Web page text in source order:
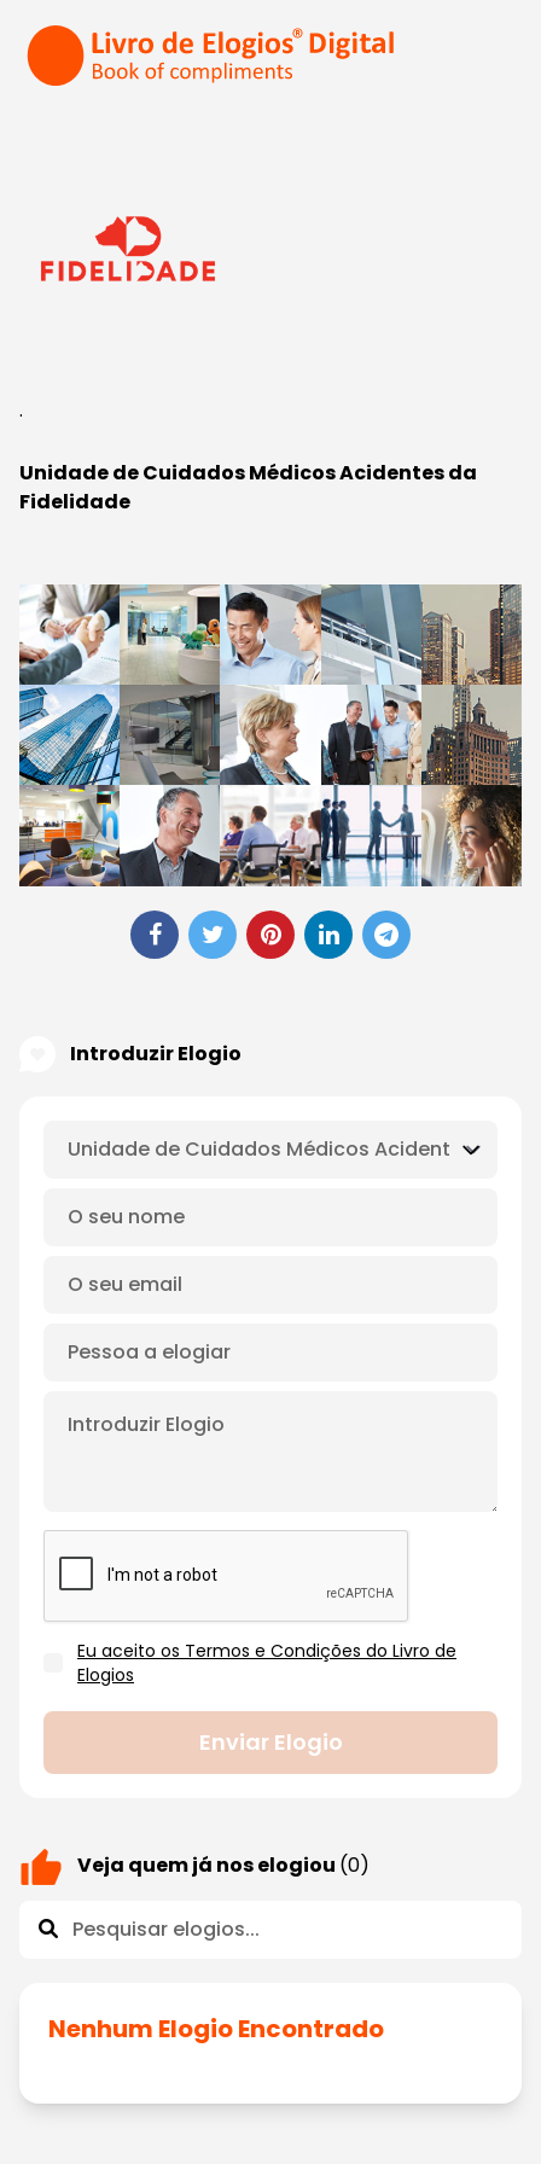
.
Unidade de Cuidados Médicos Acidentes da
Fidelidade
Veja quem já nos elogiou (0)
Nenhum Elogio Encontrado
Introduzir Elogio
Eu aceito os Termos e Condições do Livro de
Elogios
Enviar Elogio